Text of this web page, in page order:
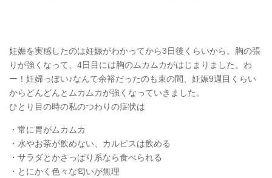
妊娠を実感したのは妊娠がわかってから3日後くらいから。胸の張
りが強くなって、4日目には胸のムカムカがはじまりました。わ
ー！妊婦っぽい♪なんて余裕だったのも束の間、妊娠9週目くらい
からどんどんとムカムカが強くなっていきました。
ひとり目の時の私のつわりの症状は
・常に胃がムカムカ
・水やお茶が飲めない、カルピスは飲める
・サラダとかさっぱり系なら食べられる
・とにかく色々な匂いが無理